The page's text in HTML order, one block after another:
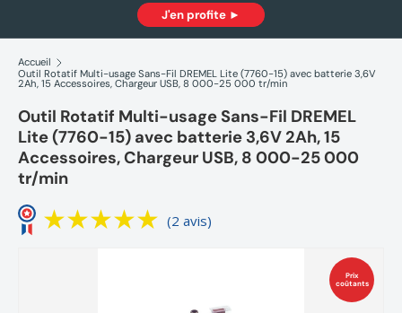
J'en profite ►
Accueil
Outil Rotatif Multi-usage Sans-Fil DREMEL Lite (7760-15) avec batterie 3,6V
2Ah, 15 Accessoires, Chargeur USB, 8 000-25 000 tr/min
Outil Rotatif Multi-usage Sans-Fil DREMEL
Lite (7760-15) avec batterie 3,6V 2Ah, 15
Accessoires, Chargeur USB, 8 000-25 000
tr/min
(2 avis)
Prix
coûtants